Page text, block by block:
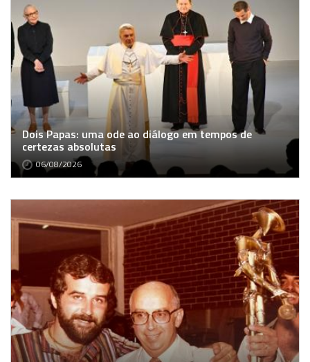
Dois Papas: uma ode ao diálogo em tempos de
certezas absolutas
06/08/2026